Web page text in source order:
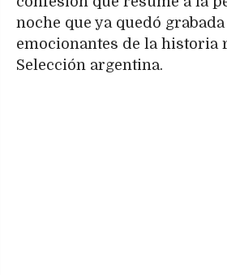
noche que ya quedó
emocionantes de la historia
Selección argentina.